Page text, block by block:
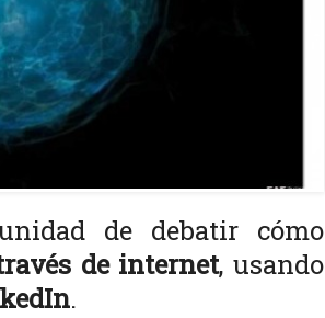
de debatir cómo
de internet, usando
.